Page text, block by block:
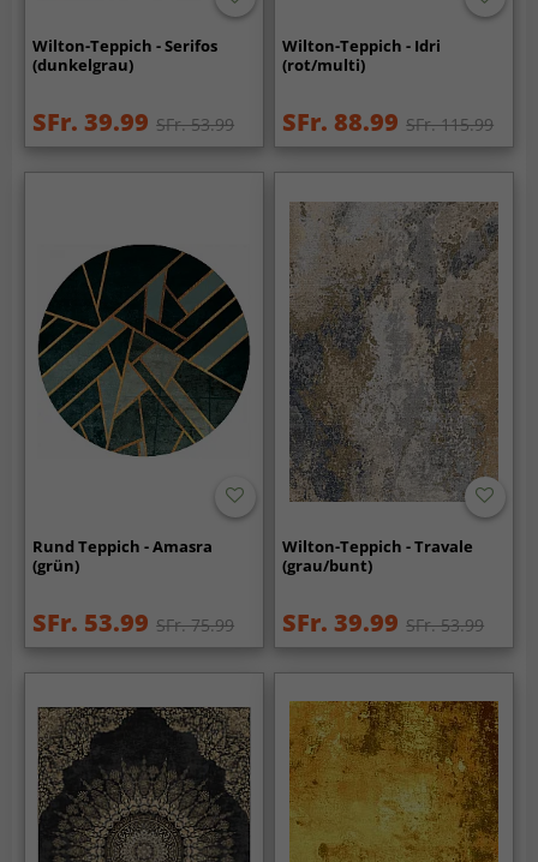
Wilton-Teppich - Serifos
(dunkelgrau)
SFr. 39.99 SFr. 53.99
Wilton-Teppich - Idri
(rot/multi)
SFr. 88.99 SFr. 115.99
Rund Teppich - Amasra
(grün)
SFr. 53.99 SFr. 75.99
Wilton-Teppich - Travale
(grau/bunt)
SFr. 39.99 SFr. 53.99